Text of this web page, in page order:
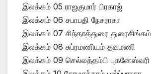
இலக்கம் 05 ராஜகுமார் பிரகாஜ்
இலக்கம் 06 சபாபதி நேசராசா
இலக்கம் 07 சிந்தாத்துரை துரைசிங்கம்
இலக்கம் 08 சுப்ரமணியம் தவமணி
இலக்கம் 09 செல்லத்தம்பி புகனேஸ்வரி